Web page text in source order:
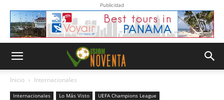
Publicidad
Inicio Internacionales
Internacionales Lo Más Visto UEFA Champions League